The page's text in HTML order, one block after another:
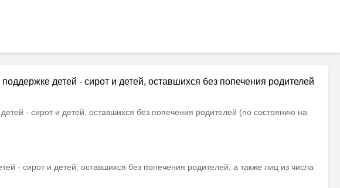
детей - сирот и детей, оставшихся без попечения родителей
- сирот и детей, оставшихся без попечения родителей (по состоянию на
- сирот и детей, оставшихся без попечения родителей, а также лиц из числа